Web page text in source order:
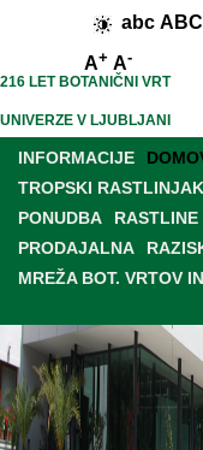
abc ABC
A+ A-
216 LET BOTANIČNI VRT
UNIVERZE V LJUBLJANI
INFORMACIJE
TROPSKI RASTLINJAK
PONUDBA
RASTLINE
PRODAJALNA
MREŽA BOT. VRTOV